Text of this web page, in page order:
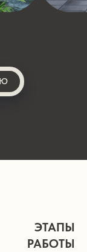
ЭТАПЫ
РАБОТЫ